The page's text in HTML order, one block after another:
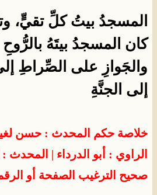
المسجدُ بيتُ كلِّ تقيٍّ،
كان المسجدُ بيتَهُ
والجَوازِ على الصِّراطِ
إلى الجنَّةِ
خلاصة حكم المحدث : حسن
الراوي : أبو الدرداء | المحدث :
صحيح الترغيب الصفحة أو الرقم :